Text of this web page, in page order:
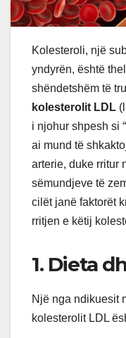
Kolesteroli, një
yndyrën, është
shëndetshëm të
kolesterolit LDL
i njohur shpesh si
ai mund të
arterie, duke rritur
sëmundjeve të
cilët janë faktorët
rritjen e këtij
1. Dieta
Një nga ndikuesit
kolesterolit LDL